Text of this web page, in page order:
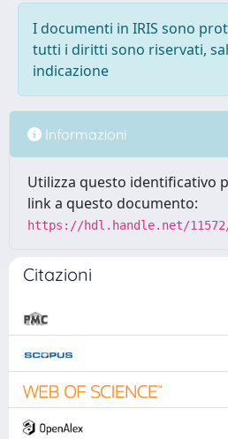
I documenti in IRIS sono
tutti i diritti sono riservati,
indicazione
Informazioni
Utilizza questo identificativo
link a questo documento:
https://hdl.handle.net/11572/
Citazioni